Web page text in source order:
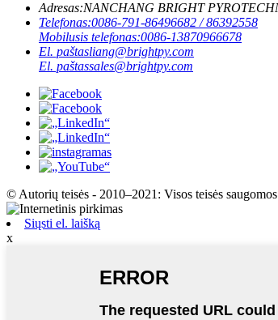
Adresas:NANCHANG BRIGHT
Telefonas:0086-791-86496682 / 86392558
Mobilusis telefonas:0086-13870966678
El. paštasliang@brightpy.com
El. paštassales@brightpy.com
© Autorių teisės - 2010–2021: Visos teisės
Siųsti el. laišką
x